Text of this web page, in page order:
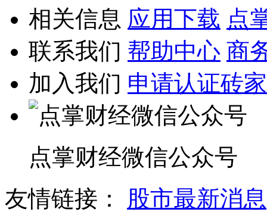
相关信息 应用下载 点
联系我们 帮助中心 商
加入我们 申请认证砖家
点掌财经微信公众号
友情链接：
股市最新消息